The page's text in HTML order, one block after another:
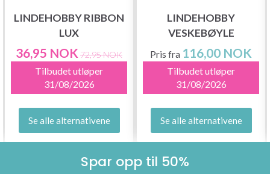
LINDEHOBBY RIBBON
LUX
36,95 NOK 72,95 NOK
Tilbudet utløper
31/08/2026
Se alle alternativene
LINDEHOBBY
VESKEBØYLE
Pris fra 116,00 NOK
Tilbudet utløper
31/08/2026
Se alle alternativene
Spar opp til 50%